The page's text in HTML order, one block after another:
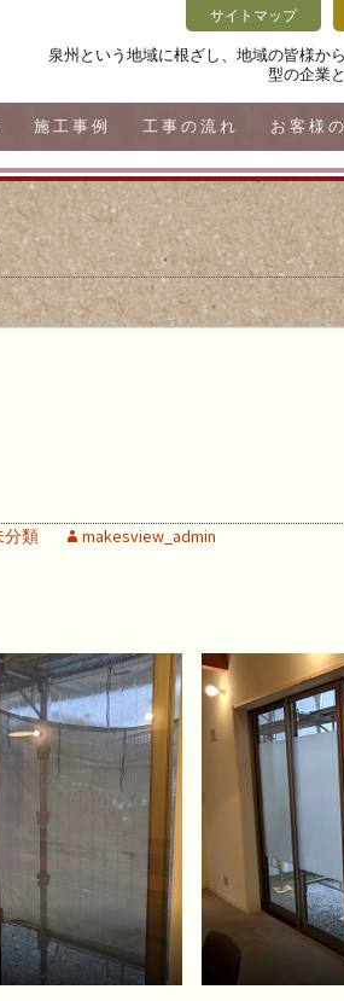
泉州という地域に根ざし、地域の皆様か
型の企業
サイトマップ
施工事例 工事の流れ お客様
分類 makesview_admin